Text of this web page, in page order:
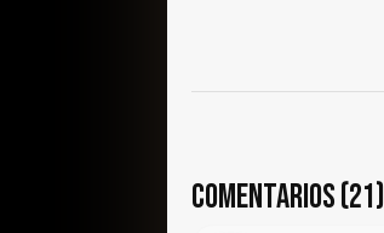
COMENTARIOS (21)